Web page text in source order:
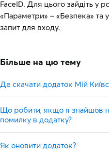
FaceID. Для цього зайдіть у
«Параметри» – «Безпека» та
запит для входу.
Більше на цю тему
Де скачати додаток Мій
Що робити, якщо я знайшов
помилку в додатку?
Як оновити додаток?